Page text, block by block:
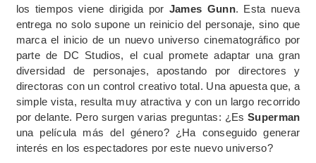
los tiempos viene dirigida por James Gunn. Esta nueva
entrega no solo supone un reinicio del personaje, sino que
marca el inicio de un nuevo universo cinematográfico por
parte de DC Studios, el cual promete adaptar una gran
diversidad de personajes, apostando por directores y
directoras con un control creativo total. Una apuesta que, a
simple vista, resulta muy atractiva y con un largo recorrido
por delante. Pero surgen varias preguntas: ¿EsSuperman
una película más del género? ¿Ha conseguido generar
interés en los espectadores por este nuevo universo?